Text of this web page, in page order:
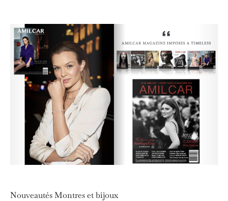
Nouveautés Montres et bijoux